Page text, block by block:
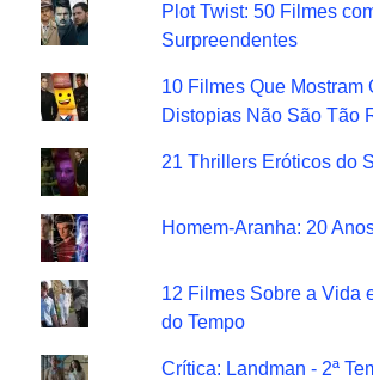
Plot Twist: 50 Filmes
Surpreendentes
10 Filmes Que Mostram
Distopias Não São Tão
21 Thrillers Eróticos do
Homem-Aranha: 20
12 Filmes Sobre a Vida
do Tempo
Crítica: Landman - 2ª